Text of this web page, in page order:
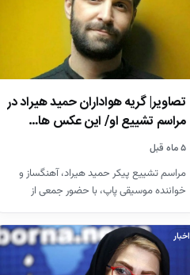
تصاویر| گریه هواداران حمید هیراد در
مراسم تشییع او/ این عکس ها…
۵ ماه قبل
مراسم تشییع پیکر حمید هیراد، آهنگساز و
خواننده موسیقی پاپ، با حضور جمعی از
اخبار